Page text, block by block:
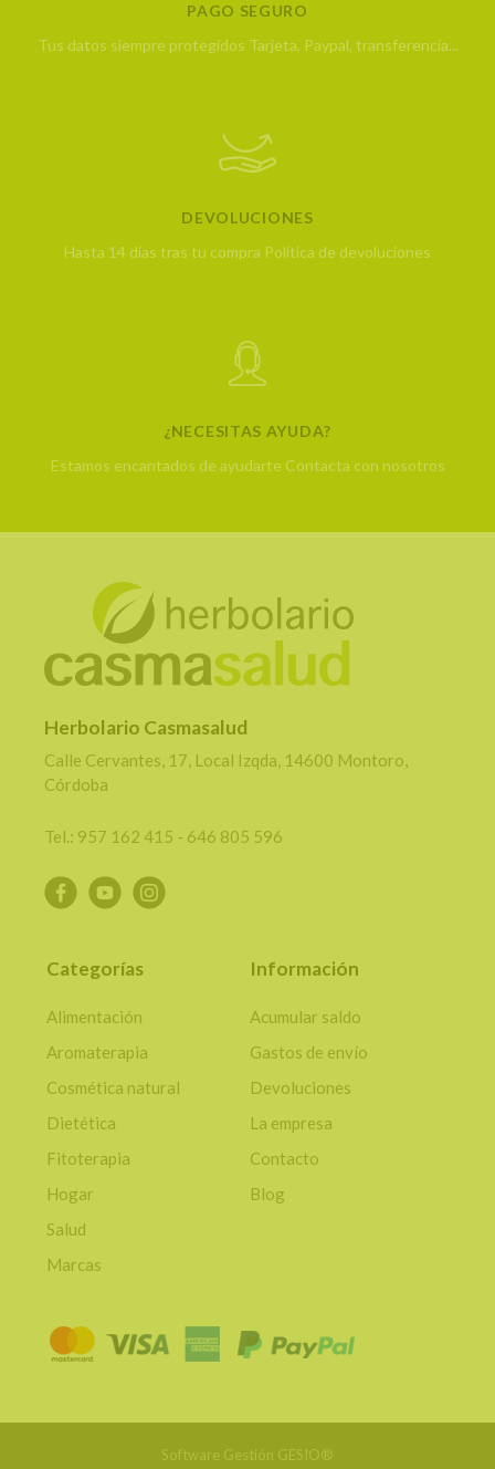
PAGO SEGURO
Tus datos siempre protegidos Tarjeta, Paypal, transferencia...
DEVOLUCIONES
Hasta 14 días tras tu compra Política de devoluciones
¿NECESITAS AYUDA?
Estamos encantados de ayudarte Contacta con nosotros
Herbolario Casmasalud
Calle Cervantes, 17, Local Izqda, 14600 Montoro,
Córdoba
Tel.: 957 162 415 - 646 805 596
Categorías
Alimentación
Aromaterapia
Cosmética natural
Dietética
Fitoterapia
Hogar
Salud
Marcas
Información
Acumular saldo
Gastos de envío
Devoluciones
La empresa
Contacto
Blog
Software Gestión GESIO®